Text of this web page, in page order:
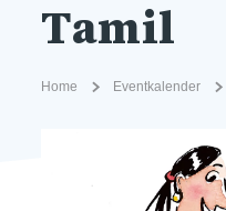
Tamil
Home Eventkalender